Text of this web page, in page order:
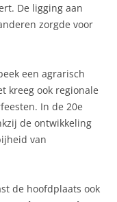
De ligging aan
zorgde voor
een agrarisch
kreeg ook regionale
In de 20e
de ontwikkeling
van
de hoofdplaats ook